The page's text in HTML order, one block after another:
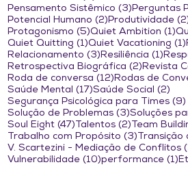
Pensamento Sistêmico (3)3 posts
Perguntas
Potencial Humano (2)2 posts
Produtividade
Protagonismo (5)5 posts
Quiet Ambition (1)1
Quiet Quitting (1)1 post
Quiet Vacationing (1)
Relacionamento (3)3 posts
Resiliência (1)1
Retrospectiva Biográfica (2)2 posts
Revista
Roda de conversa (12)12 posts
Rodas de
Saúde Mental (17)17 posts
Saúde Social (2)
Segurança Psicológica para Times (9)
Solução de Problemas (3)3 posts
Soluções
Soul Eight (47) 47 posts
Talentos (2) 2 posts
Team
Trabalho com Propósito (3) 3 posts
Transição
V. Scartezini - Mediação de Conflitos
Vulnerabilidade (10)10 posts
performance (1)1